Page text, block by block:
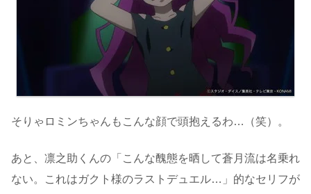
そりゃロミンちゃんもこんな顔で頭抱えるわ…（笑）。
あと、凛之助くんの「こんな醜態を晒して蒼月流は名乗れ
ない。これはガクト様のラストデュエル…」的なセリフが